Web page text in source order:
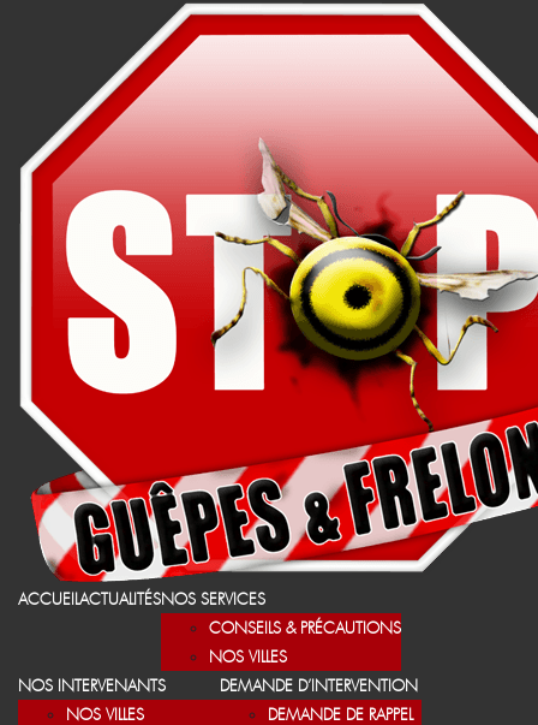
ACCUEILACTUALITÉSNOS SERVICES
CONSEILS & PRÉCAUTIONS
NOS VILLES
NOS INTERVENANTS
NOS VILLES
DEMANDE D’INTERVENTION
DEMANDE DE RAPPEL